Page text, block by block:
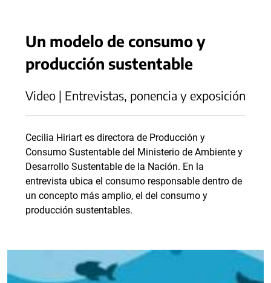
Un modelo de consumo y
producción sustentable
Video | Entrevistas, ponencia y exposición
Cecilia Hiriart es directora de Producción y
Consumo Sustentable del Ministerio de Ambiente y
Desarrollo Sustentable de la Nación. En la
entrevista ubica el consumo responsable dentro de
un concepto más amplio, el del consumo y
producción sustentables.